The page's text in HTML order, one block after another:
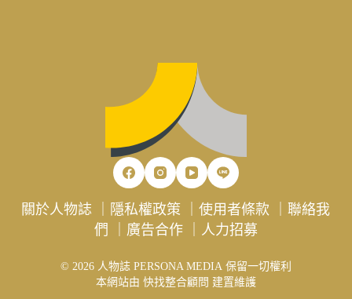
關於人物誌 隱私權政策 ｜使用者條款 ｜聯絡我
們
廣告合作｜ 人力招募
© 2026 人物誌 PERSONA MEDIA 保留一切權利
本網站由 快找整合顧問 建置維護